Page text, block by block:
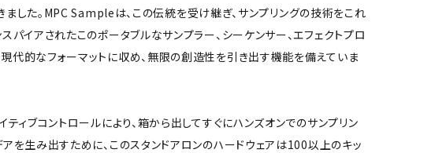
した。MPC Sampleは、この伝統を受け継ぎ、サンプリングの技術をこれ
イアされたこのポータブルなサンプラー、シーケンサー、エフェクトプロ
代的なフォーマットに収め、無限の創造性を引き出す機能を備えていま
ィブコントロールにより、箱から出してすぐにハンズオンでのサンプリン
を生み出すために、このスタンドアロンのハードウェアは100以上のキッ